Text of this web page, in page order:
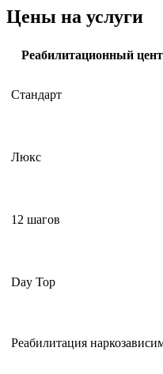
Цены на услуги
Реабилитационный
Стандарт
Люкс
12 шагов
Day Top
Реабилитация